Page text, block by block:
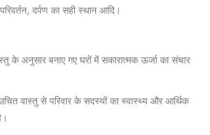
दर्पण का सही स्थान आदि।
के अनुसार बनाए गए घरों में सकारात्मक ऊर्जा का संचार
वास्तु से परिवार के सदस्यों का स्वास्थ्य और आर्थिक